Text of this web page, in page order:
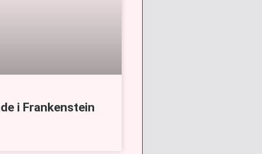
i Frankenstein